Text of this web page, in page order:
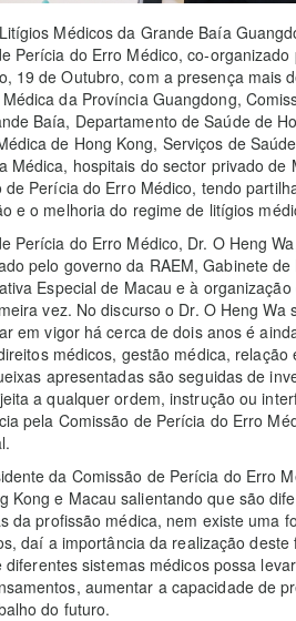
Médicos da Grande Baía
Perícia do Erro Médico,
19 de Outubro, com a presença mais
da Província Guangdong,
Baía, Departamento de Saúde de
de Hong Kong, Serviços de
Médica, hospitais do sector privado
Perícia do Erro Médico, tendo
e o melhoria do regime de litígios
Perícia do Erro Médico, Dr. O Heng
pelo governo da RAEM, Gabinete
Especial de Macau e à
vez. No discurso o Dr. O Heng
em vigor há cerca de dois anos é
médicos, gestão médica,
apresentadas são seguidas de
a qualquer ordem, instrução ou
pela Comissão de Perícia do Erro
da Comissão de Perícia do Erro
Kong e Macau salientando que são
da profissão médica, nem existe uma
daí a importância da realização
sistemas médicos possa
aumentar a capacidade de
do futuro.